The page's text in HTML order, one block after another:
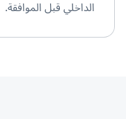
الداخلي قبل الموافقة.